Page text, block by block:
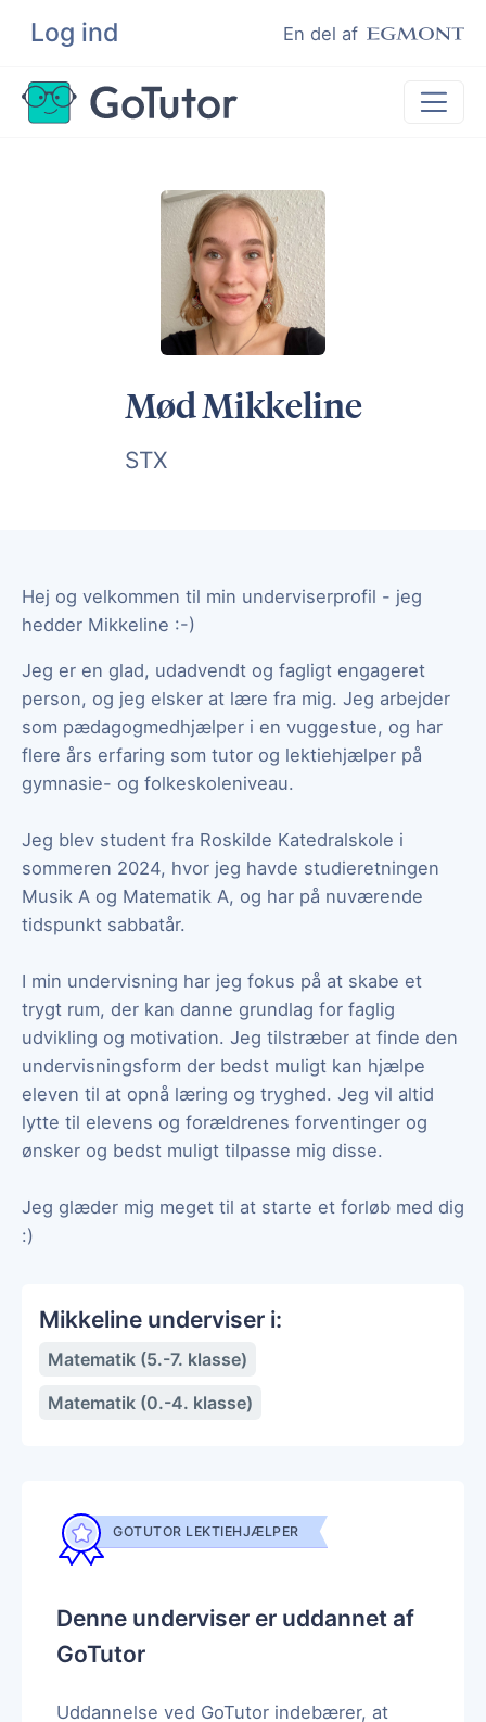
Log ind En del af
Søg
Lektiehjælp
Eksamenshjælp
Hjælp til ordblinde
Kundeudtalelser
Mød Mikkeline
STX
Hej og velkommen til min underviserprofil - jeg
hedder Mikkeline :-)
Jeg er en glad, udadvendt og fagligt engageret
person, og jeg elsker at lære fra mig. Jeg arbejder
som pædagogmedhjælper i en vuggestue, og har
flere års erfaring som tutor og lektiehjælper på
gymnasie- og folkeskoleniveau.
Jeg blev student fra Roskilde Katedralskole i
sommeren 2024, hvor jeg havde studieretningen
Musik A og Matematik A, og har på nuværende
tidspunkt sabbatår.
I min undervisning har jeg fokus på at skabe et
trygt rum, der kan danne grundlag for faglig
udvikling og motivation. Jeg tilstræber at finde den
undervisningsform der bedst muligt kan hjælpe
eleven til at opnå læring og tryghed. Jeg vil altid
lytte til elevens og forældrenes forventinger og
ønsker og bedst muligt tilpasse mig disse.
Jeg glæder mig meget til at starte et forløb med dig
:)
Mikkeline underviser i:
Matematik (5.-7. klasse)
Matematik (0.-4. klasse)
GOTUTOR LEKTIEHJÆLPER
Denne underviser er uddannet af
GoTutor
Uddannelse ved GoTutor indebærer, at